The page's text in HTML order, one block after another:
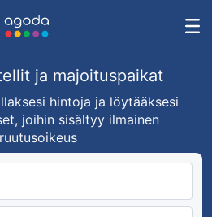
ja majoituspaikat
hintoja ja löytääksesi
joihin sisältyy ilmainen